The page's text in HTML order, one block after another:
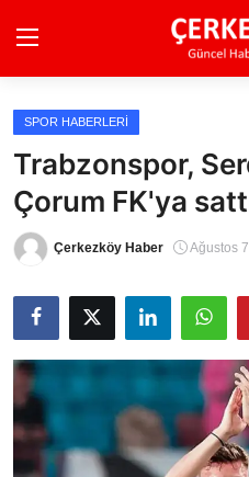
Ana Sayfa
Son Dakika
Ekonomi Haberleri
Magazin Haberleri
Spor Haberleri
Teknoloji Haberleri
Dünya Haberleri
SPOR HABERLERI
Trabzonspor,
Çorum FK'ya
Çerkezköy Haber Ağustos